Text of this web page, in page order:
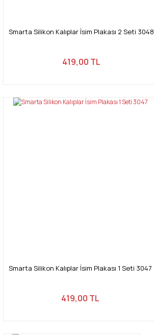
Smarta Silikon Kalıplar İsim Plakası 2 Seti 3048
419,00 TL
Smarta Silikon Kalıplar İsim Plakası 1 Seti 3047
419,00 TL